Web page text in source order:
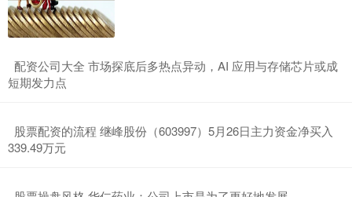
​配资公司大全 市场探底后多热点异动，AI 应用与存储芯片或成
短期发力点
​股票配资的流程 继峰股份（603997）5月26日主力资金净买入
339.49万元